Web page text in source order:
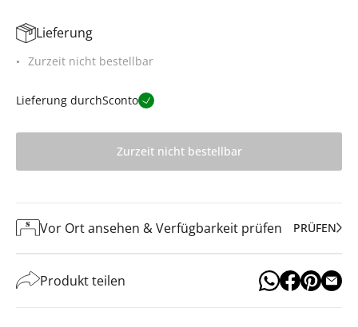
Lieferung
Zurzeit nicht bestellbar
Lieferung durchSconto
Zurzeit nicht bestellbar
Vor Ort ansehen & Verfügbarkeit prüfen PRÜFEN
Produkt teilen